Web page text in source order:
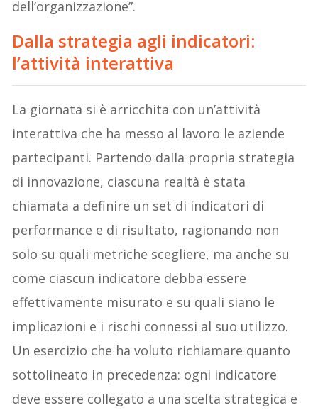
dell’organizzazione”.
Dalla strategia agli indicatori:
l’attività interattiva
La giornata si è arricchita con un’attività
interattiva che ha messo al lavoro le aziende
partecipanti. Partendo dalla propria strategia
di innovazione, ciascuna realtà è stata
chiamata a definire un set di indicatori di
performance e di risultato, ragionando non
solo su quali metriche scegliere, ma anche su
come ciascun indicatore debba essere
effettivamente misurato e su quali siano le
implicazioni e i rischi connessi al suo utilizzo.
Un esercizio che ha voluto richiamare quanto
sottolineato in precedenza: ogni indicatore
deve essere collegato a una scelta strategica e